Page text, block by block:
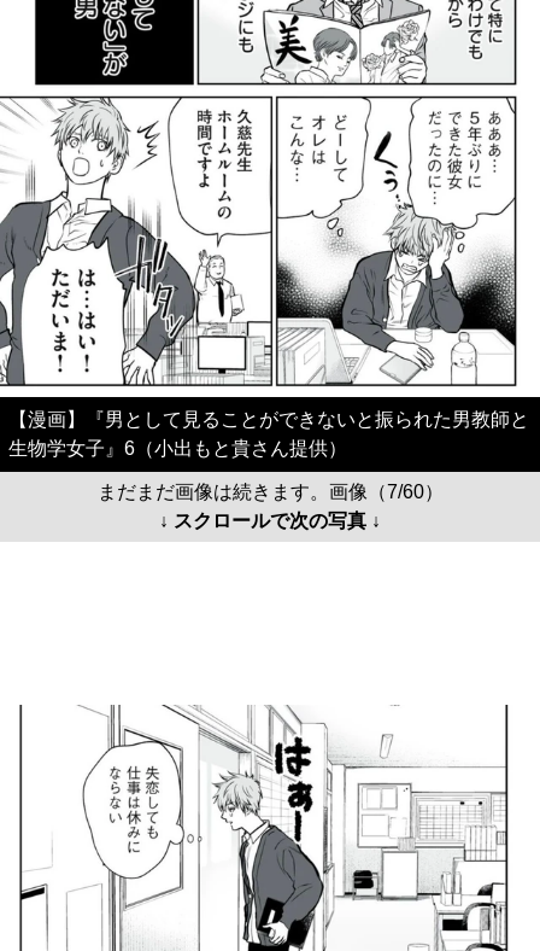
【漫画】『男として見ることができないと振られた男教師と
生物学女子』6（小出もと貴さん提供）
まだまだ画像は続きます。画像（7/60）
↓ スクロールで次の写真 ↓